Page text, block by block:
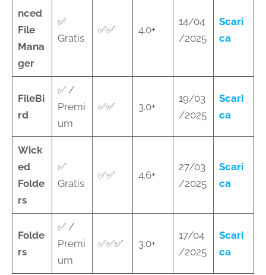
nced
File
Mana
ger
✅
Gratis
✅✅ 4.0+
14/04
/2025
Scari
ca
FileBi
rd
✅ /
Premi
um
✅✅ 3.0+
19/03
/2025
Scari
ca
Wick
ed
Folde
rs
✅
Gratis
✅✅ 4.6+
27/03
/2025
Scari
ca
Folde
rs
✅ /
Premi
um
✅✅✅ 3.0+
17/04
/2025
Scari
ca